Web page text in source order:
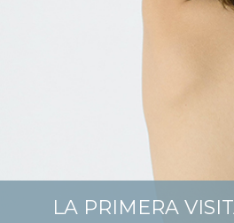
LA PRIMERA